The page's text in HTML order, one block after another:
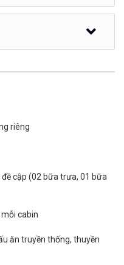
làng nằm trong
Bà. Quý khách dành
và trả phòng từ 9h15-
tạm biệt thủy thủ
thúc chuyến du lịch 2
đôi/ 2 giường đơn ở
Thuốc, Điều Hòa,
Lạnh, Nước đóng Chai,
Ngồi, Két Sắt Trong
riêng
cập (02 bữa trưa, 01 bữa
cabin
ăn truyền thống, thuyền